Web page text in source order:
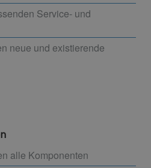
Service- und
neue und existierende
alle Komponenten